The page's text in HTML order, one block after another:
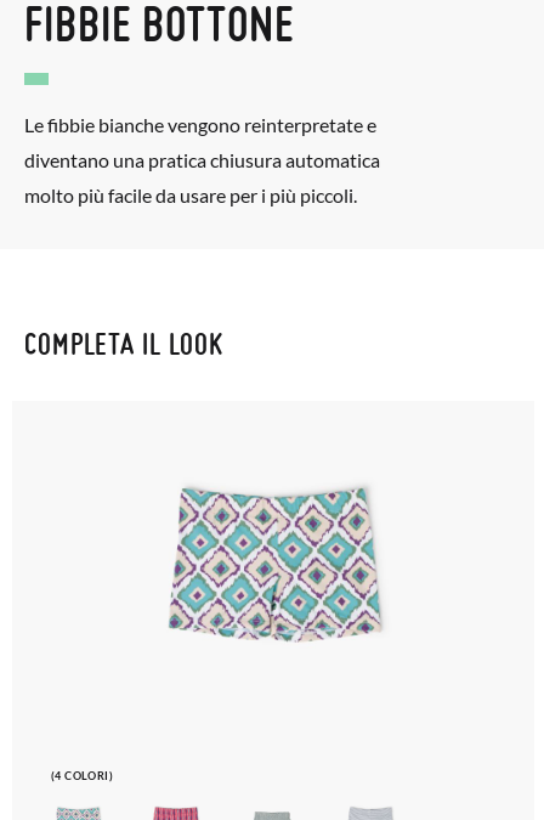
FIBBIE BOTTONE
Le fibbie bianche vengono reinterpretate e
diventano una pratica chiusura automatica
molto più facile da usare per i più piccoli.
COMPLETA IL LOOK
(4 COLORI)